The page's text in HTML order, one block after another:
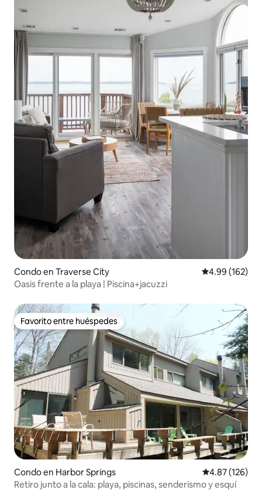
Condo en Traverse City Calificación
4.99 (162)
Oasis frente a la playa | Piscina+jacuzzi
Favorito entre huéspedes
Favorito entre huéspedes
Condo en Harbor Springs Calificación
4.87 (126)
Retiro junto a la cala: playa, piscinas, senderismo y esquí